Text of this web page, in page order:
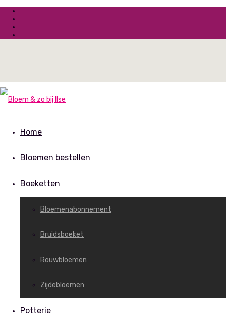
Home
Bloemen bestellen
Boeketten
Bloemenabonnement
Bruidsboeket
Rouwbloemen
Zijdebloemen
Potterie